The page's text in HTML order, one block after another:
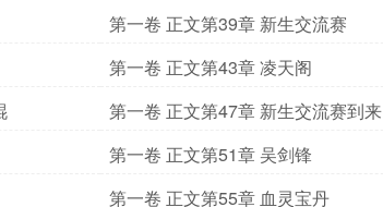
第一卷 正文第39章 新生交流赛
第一卷 正文第43章 凌天阁
第一卷 正文第47章 新生交流赛到来
第一卷 正文第51章 吴剑锋
第一卷 正文第55章 血灵宝丹